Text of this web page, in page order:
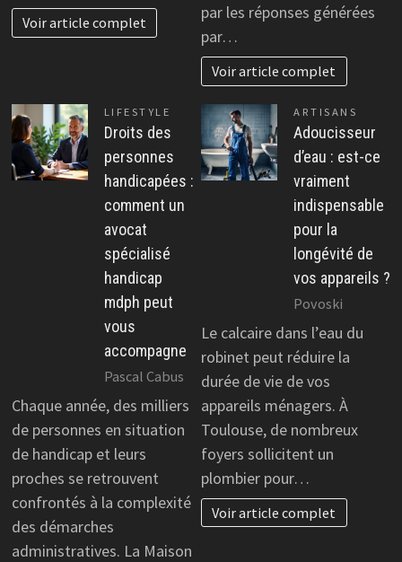
Voir article complet
par les réponses générées
par…
Voir article complet
LIFESTYLE
Droits des
personnes
handicapées :
comment un
avocat
spécialisé
handicap
mdph peut
vous
accompagne
Pascal Cabus
Chaque année, des milliers
de personnes en situation
de handicap et leurs
proches se retrouvent
confrontés à la complexité
des démarches
administratives. La Maison
ARTISANS
Adoucisseur
d’eau : est-ce
vraiment
indispensable
pour la
longévité de
vos appareils ?
Povoski
Le calcaire dans l’eau du
robinet peut réduire la
durée de vie de vos
appareils ménagers. À
Toulouse, de nombreux
foyers sollicitent un
plombier pour…
Voir article complet